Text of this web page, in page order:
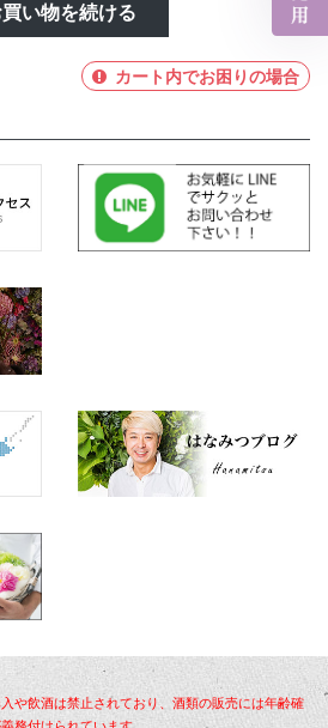
い物を続ける
カート内でお困りの場合
や飲酒は禁止されており、酒類の販売には年齢確